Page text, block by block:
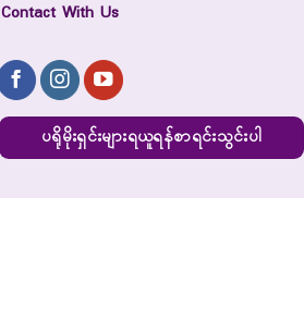
Contact With Us
ပရိုမိုးရှင်းများရယူရန်စာရင်းသွင်းပါ